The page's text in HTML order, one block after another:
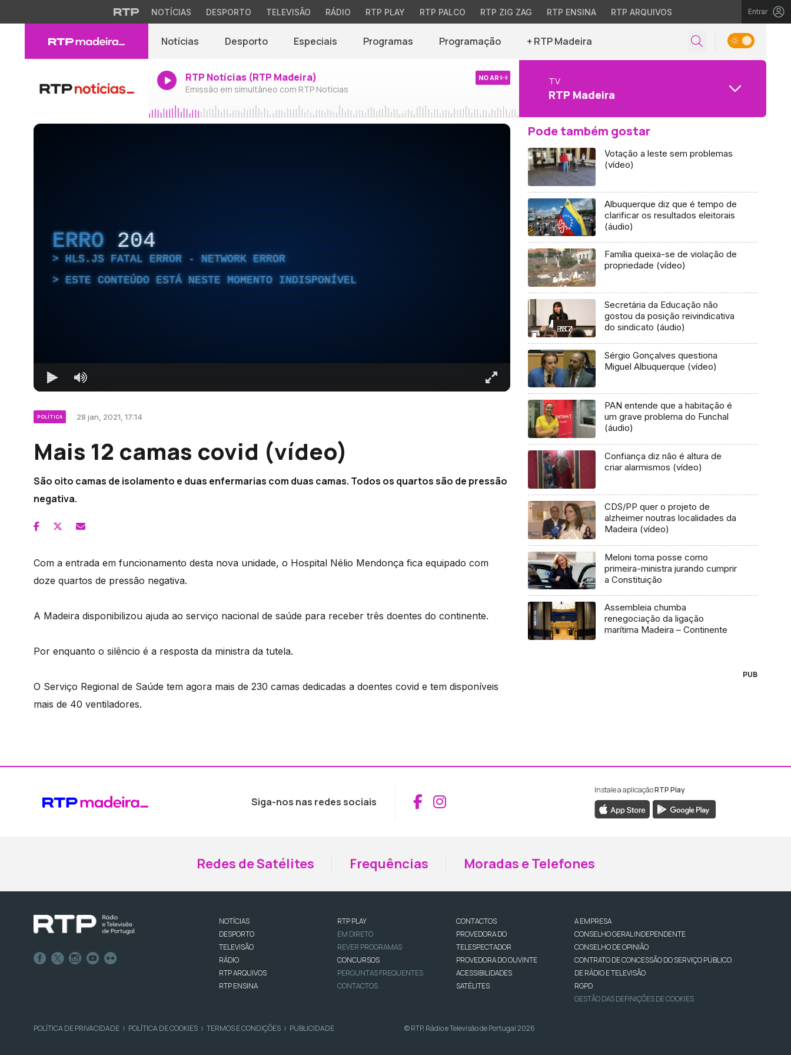
NOTÍCIAS DESPORTO TELEVISÃO RÁDIO RTP PLAY RTP PALCO RTP ZIG ZAG RTP ENSINA RTP ARQUIVOS Entrar
Notícias Desporto Especiais Programas Programação + RTP Madeira
RTP Notícias (RTP Madeira)
Emissão em simultâneo com RTP Notícias
NO AR TV
RTP Madeira
ERRO 204
HLS.JS FATAL ERROR - NETWORK ERROR
ESTE CONTEÚDO ESTÁ NESTE MOMENTO INDISPONÍVEL
POLÍTICA 28 jan, 2021, 17:14
Mais 12 camas covid (vídeo)
São oito camas de isolamento e duas enfermarias com duas camas. Todos os quartos são de pressão
negativa.
Com a entrada em funcionamento desta nova unidade, o Hospital Nélio Mendonça fica equipado com
doze quartos de pressão negativa.
A Madeira disponibilizou ajuda ao serviço nacional de saúde para receber três doentes do continente.
Por enquanto o silêncio é a resposta da ministra da tutela.
O Serviço Regional de Saúde tem agora mais de 230 camas dedicadas a doentes covid e tem disponíveis
mais de 40 ventiladores.
Pode também gostar
Votação a leste sem problemas
(vídeo)
Albuquerque diz que é tempo de
clarificar os resultados eleitorais
(áudio)
Família queixa-se de violação de
propriedade (vídeo)
Secretária da Educação não
gostou da posição reivindicativa
do sindicato (áudio)
Sérgio Gonçalves questiona
Miguel Albuquerque (vídeo)
PAN entende que a habitação é
um grave problema do Funchal
(áudio)
Confiança diz não é altura de
criar alarmismos (vídeo)
CDS/PP quer o projeto de
alzheimer noutras localidades da
Madeira (vídeo)
Meloni toma posse como
primeira-ministra jurando cumprir
a Constituição
Assembleia chumba
renegociação da ligação
marítima Madeira – Continente
PUB
Siga-nos nas redes sociais Aceder ao Facebook da RTP Madeira
Aceder ao Instagram da RTP Madeira
Instale a aplicaçãoRTP Play
Redes de Satélites Frequências Moradas e Telefones
NOTÍCIAS
DESPORTO
TELEVISÃO
RÁDIO
RTP ARQUIVOS
RTP ENSINA
RTP PLAY
EM DIRETO
REVER PROGRAMAS
CONCURSOS
PERGUNTAS FREQUENTES
CONTACTOS
CONTACTOS
PROVEDORA DO
TELESPECTADOR
PROVEDORA DO OUVINTE
ACESSIBILIDADES
SATÉLITES
A EMPRESA
CONSELHO GERAL INDEPENDENTE
CONSELHO DE OPINIÃO
CONTRATO DE CONCESSÃO DO SERVIÇO PÚBLICO
DE RÁDIO E TELEVISÃO
RGPD
GESTÃO DAS DEFINIÇÕES DE COOKIES
POLÍTICA DE PRIVACIDADE | POLÍTICA DE COOKIES | TERMOS E CONDIÇÕES | PUBLICIDADE © RTP, Rádio e Televisão de Portugal 2026